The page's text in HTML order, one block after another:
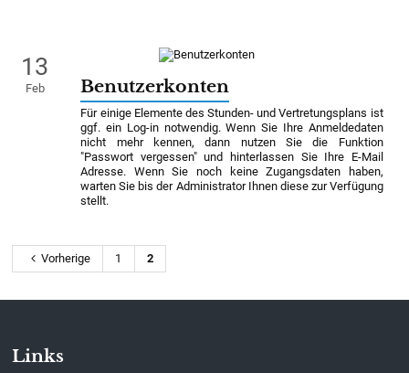
13
Feb Benutzerkonten
Für einige Elemente des Stunden- und Vertretungsplans ist
ggf. ein Log-in notwendig. Wenn Sie Ihre Anmeldedaten
nicht mehr kennen, dann nutzen Sie die Funktion
"Passwort vergessen" und hinterlassen Sie Ihre E-Mail
Adresse. Wenn Sie noch keine Zugangsdaten haben,
warten Sie bis der Administrator Ihnen diese zur Verfügung
stellt.
Vorherige 1 2
Links